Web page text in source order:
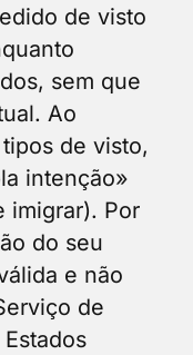
de visto
sem que
Ao
de visto,
intenção»
imigrar). Por
do seu
e não
de